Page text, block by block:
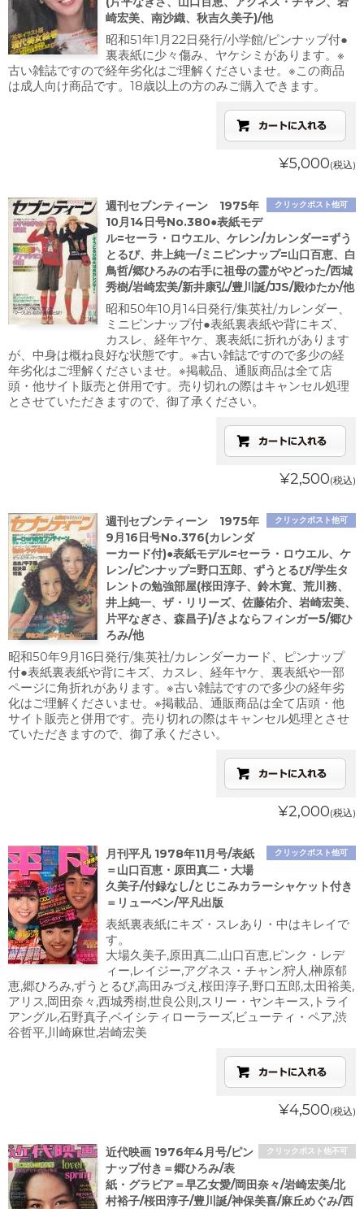
崎宏美、南沙織、秋吉久美子)/他
昭和51年1月22日発行/小学館/ピンナップ付●
裏表紙に少々傷み、ヤケシミがあります。※
古い雑誌ですので経年劣化はご理解くださいませ。※この商品
は成人向け商品です。18歳以上の方のみご購入できます。
¥5,000(税込)
クリックポスト他可
週刊セブンティーン 1975年
10月14日号No.380●表紙モデ
ル=セーラ・ロウエル、ケレン/カレンダー=ずう
とるび、井上純一/ミニピンナップ=山口百恵、白
鳥哲/郷ひろみの右手に祖母の霊がやどった/西城
秀樹/岩崎宏美/新井康弘/豊川誕/JJS/殿ゆたか/他
昭和50年10月14日発行/集英社/カレンダー、
ミニピンナップ付●表紙裏表紙や背にキズ、
カスレ、経年ヤケ、裏表紙に折れがあります
が、中身は概ね良好な状態です。※古い雑誌ですので多少の経
年劣化はご理解くださいませ。※掲載品、通販商品は全て店
頭・他サイト販売と併用です。売り切れの際はキャンセル処理
とさせていただきますので、御了承ください。
¥2,500(税込)
クリックポスト他可
週刊セブンティーン 1975年
9月16日号No.376(カレンダ
ーカード付)●表紙モデル=セーラ・ロウエル、ケ
レン/ピンナップ=野口五郎、ずうとるび/学生タ
レントの勉強部屋(桜田淳子、鈴木寛、荒川務、
井上純一、ザ・リリーズ、佐藤佑介、岩崎宏美、
片平なぎさ、森昌子)/さよならフィンガー5/郷ひ
ろみ/他
昭和50年9月16日発行/集英社/カレンダーカード、ピンナップ
付●表紙裏表紙や背にキズ、カスレ、経年ヤケ、裏表紙や一部
ページに角折れがあります。※古い雑誌ですので多少の経年劣
化はご理解くださいませ。※掲載品、通販商品は全て店頭・他
サイト販売と併用です。売り切れの際はキャンセル処理とさせ
ていただきますので、御了承ください。
¥2,000(税込)
クリックポスト他可
月刊平凡 1978年11月号/表紙
＝山口百恵・原田真二・大場
久美子/付録なし/とじこみカラーシャケット付き
＝リューベン/平凡出版
表紙裏表紙にキズ・スレあり・中はキレイで
す。
大場久美子,原田真二,山口百恵,ピンク・レデ
ィー,レイジー,アグネス・チャン,狩人,榊原郁
恵,郷ひろみ,ずうとるび,高田みづえ,桜田淳子,野口五郎,太田裕美,
アリス,岡田奈々,西城秀樹,世良公則,スリー・ヤンキース,トライ
アングル,石野真子,ベイシティローラーズ,ビューティ・ペア,渋
谷哲平,川崎麻世,岩崎宏美
¥4,500(税込)
クリックポスト他不可
近代映画 1976年4月号/ピン
ナップ付き＝郷ひろみ/表
紙・グラビア＝早乙女愛/岡田奈々/岩崎宏美/北
村裕子/桜田淳子/豊川誕/神保美喜/麻丘めぐみ/西